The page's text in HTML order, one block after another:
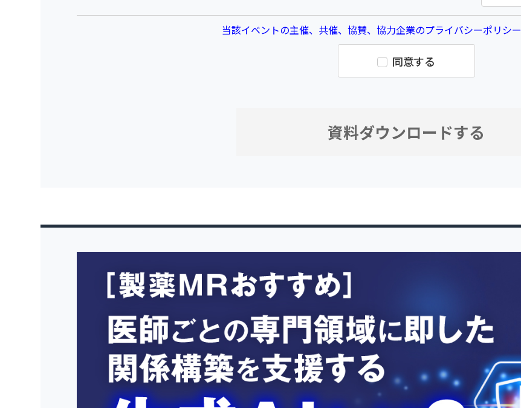
当該イベントの主催、共催、協賛、協力企業のプライバシーポリシー
同意する